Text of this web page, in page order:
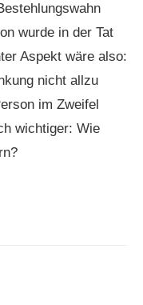
wurde in der Tat
Aspekt wäre also:
nicht allzu
im Zweifel
wichtiger: Wie